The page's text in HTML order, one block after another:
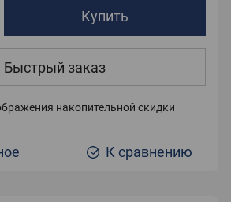
Купить
Быстрый заказ
накопительной скидки
К сравнению